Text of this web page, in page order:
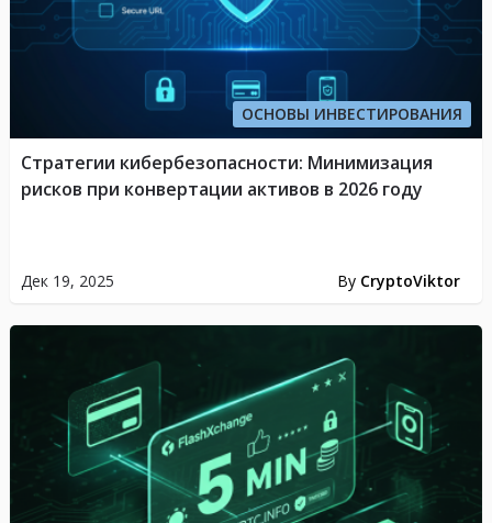
ОСНОВЫ ИНВЕСТИРОВАНИЯ
Дек 19, 2025 By CryptoViktor
Стратегии кибербезопасности: Минимизация
рисков при конвертации активов в 2026 году